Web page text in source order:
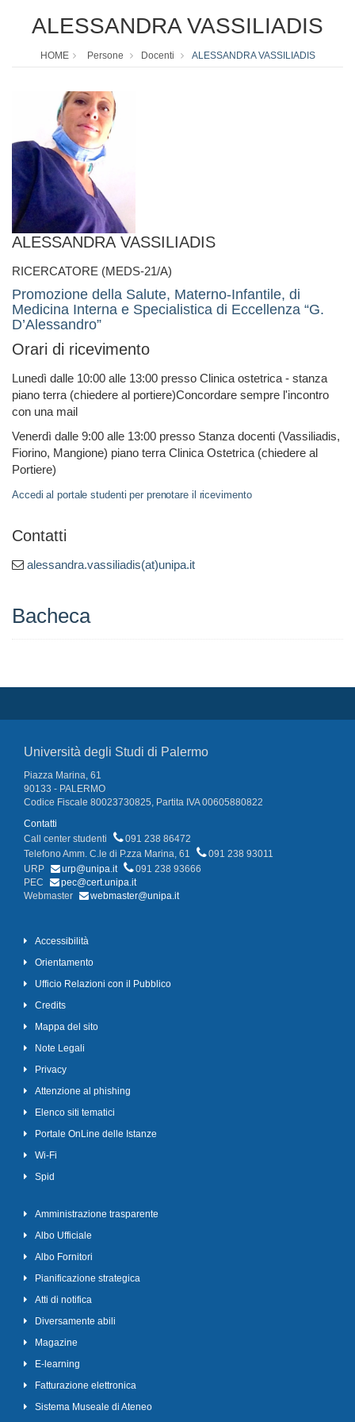
ALESSANDRA VASSILIADIS
HOME Persone Docenti ALESSANDRA VASSILIADIS
ALESSANDRA VASSILIADIS
RICERCATORE (MEDS-21/A)
Promozione della Salute, Materno-Infantile, di
Medicina Interna e Specialistica di Eccellenza “G.
D’Alessandro”
Orari di ricevimento
Lunedì dalle 10:00 alle 13:00 presso Clinica ostetrica - stanza
piano terra (chiedere al portiere)Concordare sempre l'incontro
con una mail
Venerdì dalle 9:00 alle 13:00 presso Stanza docenti (Vassiliadis,
Fiorino, Mangione) piano terra Clinica Ostetrica (chiedere al
Portiere)
Accedi al portale studenti per prenotare il ricevimento
Contatti
alessandra.vassiliadis(at)unipa.it
Bacheca
Università degli Studi di Palermo
Piazza Marina, 61
90133 - PALERMO
Codice Fiscale 80023730825, Partita IVA 00605880822
Contatti
Call center studenti
091 238 86472
Telefono Amm. C.le di P.zza Marina, 61
091 238 93011
URP
urp@unipa.it
091 238 93666
PEC
pec@cert.unipa.it
Webmaster
webmaster@unipa.it
Accessibilità
Orientamento
Ufficio Relazioni con il Pubblico
Credits
Mappa del sito
Note Legali
Privacy
Attenzione al phishing
Elenco siti tematici
Portale OnLine delle Istanze
Wi-Fi
Spid
Amministrazione trasparente
Albo Ufficiale
Albo Fornitori
Pianificazione strategica
Atti di notifica
Diversamente abili
Magazine
E-learning
Fatturazione elettronica
Sistema Museale di Ateneo